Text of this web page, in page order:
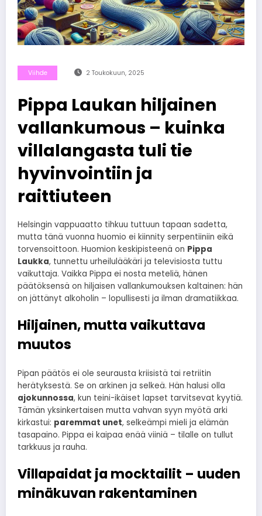
Viihde 2 Toukokuun, 2025
Pippa Laukan hiljainen
vallankumous – kuinka
villalangasta tuli tie
hyvinvointiin ja
raittiuteen
Helsingin vappuaatto tihkuu tuttuun tapaan sadetta,
mutta tänä vuonna huomio ei kiinnity serpentiiniin eikä
torvensoittoon. Huomion keskipisteenä on Pippa
Laukka, tunnettu urheilulääkäri ja televisiosta tuttu
vaikuttaja. Vaikka Pippa ei nosta meteliä, hänen
päätöksensä on hiljaisen vallankumouksen kaltainen: hän
on jättänyt alkoholin – lopullisesti ja ilman dramatiikkaa.
Hiljainen, mutta vaikuttava
muutos
Pipan päätös ei ole seurausta kriisistä tai retriitin
herätyksestä. Se on arkinen ja selkeä. Hän halusi olla
ajokunnossa, kun teini-ikäiset lapset tarvitsevat kyytiä.
Tämän yksinkertaisen mutta vahvan syyn myötä arki
kirkastui: paremmat unet, selkeämpi mieli ja elämän
tasapaino. Pippa ei kaipaa enää viiniä – tilalle on tullut
tarkkuus ja rauha.
Villapaidat ja mocktailit – uuden
minäkuvan rakentaminen